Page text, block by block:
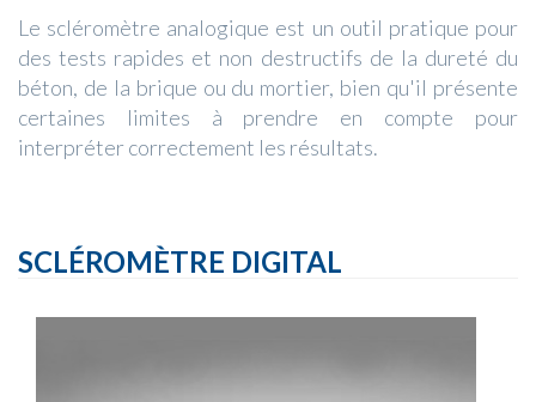
Le scléromètre analogique est un outil pratique pour
des tests rapides et non destructifs de la dureté du
béton, de la brique ou du mortier, bien qu'il présente
certaines limites à prendre en compte pour
interpréter correctement les résultats.
SCLÉROMÈTRE DIGITAL